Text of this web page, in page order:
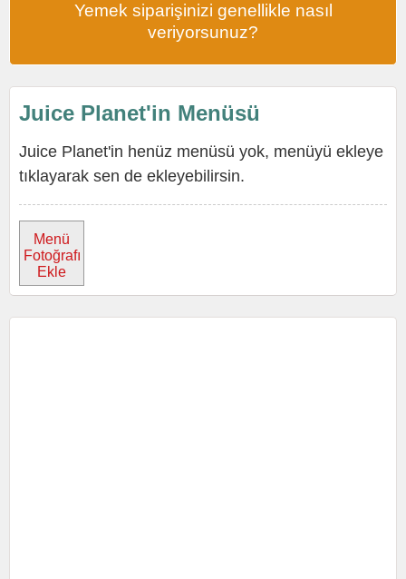
Yemek siparişinizi genellikle nasıl
veriyorsunuz?
Juice Planet'in Menüsü
Juice Planet'in henüz menüsü yok, menüyü ekleye
tıklayarak sen de ekleyebilirsin.
Menü
Fotoğrafı
Ekle